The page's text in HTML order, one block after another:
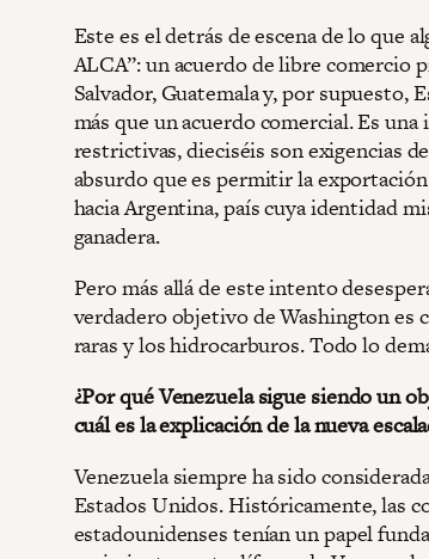
Este es el detrás de escena de lo que
ALCA”: un acuerdo de libre comercio
Salvador, Guatemala y, por supuesto,
más que un acuerdo comercial. Es
restrictivas, dieciséis son exigencias
absurdo que es permitir la
hacia Argentina, país cuya identidad
ganadera.
Pero más allá de este intento
verdadero objetivo de Washington es
raras y los hidrocarburos. Todo lo
¿Por qué Venezuela sigue siendo un
cuál es la explicación de la nueva
Venezuela siempre ha sido
Estados Unidos. Históricamente, las
estadounidenses tenían un papel